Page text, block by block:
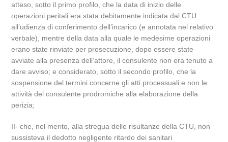
atteso, sotto il primo profilo, che la data di inizio delle
operazioni peritali era stata debitamente indicata dal CTU
all’udienza di conferimento dell’incarico (e annotata nel relativo
verbale), mentre della data alla quale le medesime operazioni
erano state rinviate per prosecuzione, dopo essere state
avviate alla presenza dell’attore, il consulente non era tenuto a
dare avviso; e considerato, sotto il secondo profilo, che la
sospensione del termini concerne gli atti processuali e non le
attività del consulente prodromiche alla elaborazione della
perizia;
II- che, nel merito, alla stregua delle risultanze della CTU, non
sussisteva il dedotto negligente ritardo dei sanitari